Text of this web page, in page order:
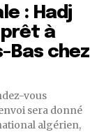
: Hadj
prêt à
Bas chez
vous
sera donné
algérien,